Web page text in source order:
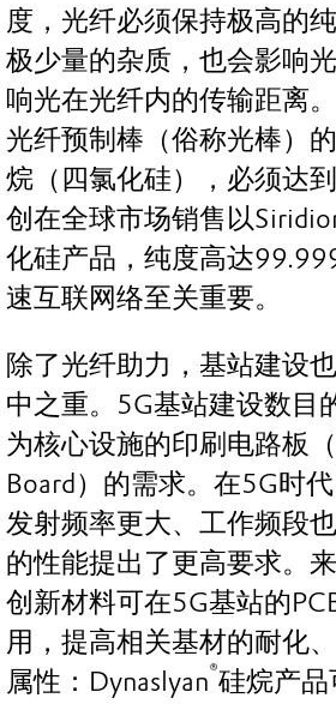
度，光纤必须保持极高的
极少量的杂质，也会影响
响光在光纤内的传输距离
光纤预制棒（俗称光棒）
烷（四氯化硅），必须达
创在全球市场销售以
化硅产品，纯度高达
速互联网络至关重要。
除了光纤助力，基站建设
中之重。5G基站建设数目
为核心设施的印刷电路板
Board）的需求。在5G时代
发射频率更大、工作频段
的性能提出了更高要求。
创新材料可在5G基站的
用，提高相关基材的耐化
属性：Dynaslyan®硅烷产